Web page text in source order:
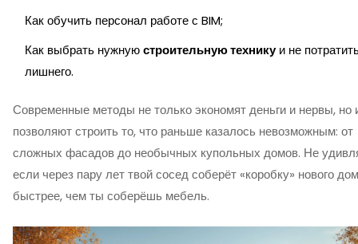
Как обучить персонал работе с BIM;
Как выбрать нужнуюстроительную техникуи не
лишнего.
Современные методы не только экономят деньги и нервы, но
позволяют строить то, что раньше казалось невозможным: от
сложных фасадов до необычных купольных домов. Не
если через пару лет твой сосед соберёт «коробку» нового
быстрее, чем ты соберёшь мебель.